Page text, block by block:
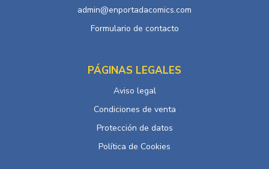
admin@enportadacomics.com
Formulario de contacto
PÁGINAS LEGALES
Aviso legal
Condiciones de venta
Protección de datos
Política de Cookies